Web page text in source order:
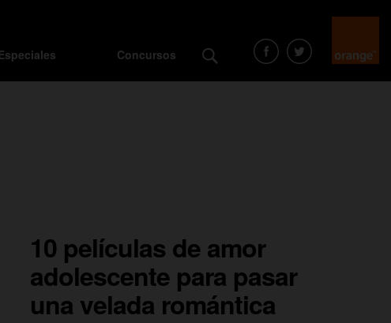
Concursos
10 películas de amor
adolescente para pasar
una velada romántica